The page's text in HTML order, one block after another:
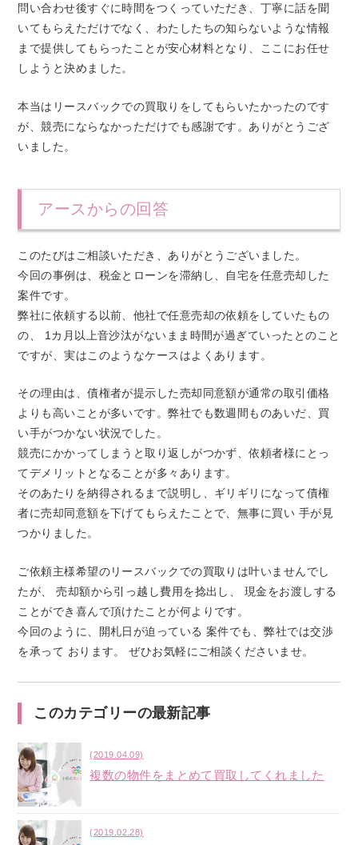
問い合わせ後すぐに時間をつくっていただき、丁寧に話を聞
いてもらえただけでなく、わたしたちの知らないような情報
まで提供してもらったことが安心材料となり、ここにお任せ
しようと決めました。
本当はリースバックでの買取りをしてもらいたかったのです
が、競売にならなかっただけでも感謝です。ありがとうござ
いました。
アースからの回答
このたびはご相談いただき、ありがとうございました。
今回の事例は、税金とローンを滞納し、自宅を任意売却した
案件です。
弊社に依頼する以前、他社で任意売却の依頼をしていたもの
の、 1カ月以上音沙汰がないまま時間が過ぎていったとのこと
ですが、実はこのようなケースはよくあります。
その理由は、債権者が提示した売却同意額が通常の取引価格
よりも高いことが多いです。弊社でも数週間ものあいだ、買
い手がつかない状況でした。
競売にかかってしまうと取り返しがつかず、依頼者様にとっ
てデメリットとなることが多々あります。
そのあたりを納得されるまで説明し、ギリギリになって債権
者に売却同意額を下げてもらえたことで、無事に買い 手が見
つかりました。
ご依頼主様希望のリースバックでの買取りは叶いませんでし
たが、 売却額から引っ越し費用を捻出し、 現金をお渡しする
ことができ喜んで頂けたことが何よりです。
今回のように、開札日が迫っている 案件でも、弊社では交渉
を承って おります。 ぜひお気軽にご相談くださいませ。
このカテゴリーの最新記事
(2019.04.09)
複数の物件をまとめて買取してくれました
(2019.02.28)